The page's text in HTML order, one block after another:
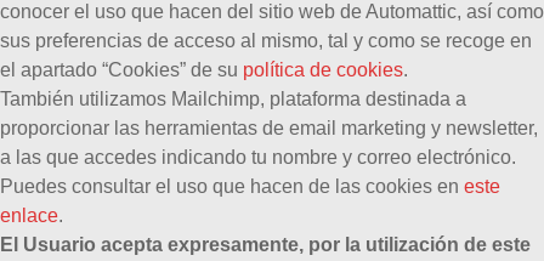
conocer el uso que hacen del sitio web de Automattic, así como
sus preferencias de acceso al mismo, tal y como se recoge en
el apartado “Cookies” de su política de cookies.
También utilizamos Mailchimp, plataforma destinada a
proporcionar las herramientas de email marketing y newsletter,
a las que accedes indicando tu nombre y correo electrónico.
Puedes consultar el uso que hacen de las cookies en este
enlace.
El Usuario acepta expresamente, por la utilización de este